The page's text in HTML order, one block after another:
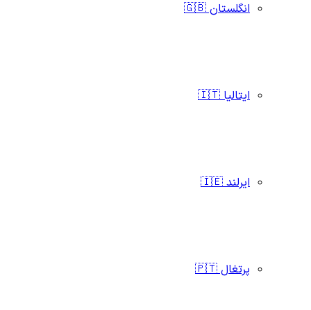
انگلستان 🇬🇧
ایتالیا 🇮🇹
ایرلند 🇮🇪
پرتغال 🇵🇹